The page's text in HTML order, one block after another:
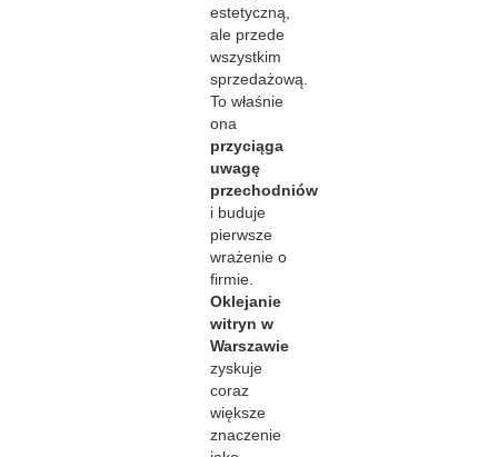
estetyczną,
ale przede
wszystkim
sprzedażową.
To właśnie
ona
przyciąga
uwagę
przechodniów
i buduje
pierwsze
wrażenie o
firmie.
Oklejanie
witryn w
Warszawie
zyskuje
coraz
większe
znaczenie